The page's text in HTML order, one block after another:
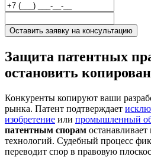
Оставить заявку на консультацию
Защита патентных
остановить
Конкуренты копируют ваши
рынка. Патент подтверждает
изобретение или промышленный
патентным спорам
технологий. Судебный процесс
переводит спор в правовую